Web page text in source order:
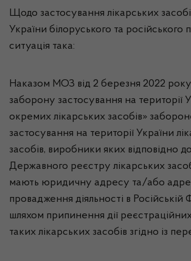
Щодо застосування лікарських
України білоруського та російського
ситуація така:
Наказом МОЗ від 2 березня 2022
заборону застосування на території
окремих лікарських засобів»
застосування на території України
засобів, виробники яких відповідно
Державного реєстру лікарських
мають юридичну адресу та/або
провадження діяльності в Російській
шляхом припинення дії
таких лікарських засобів згідно із